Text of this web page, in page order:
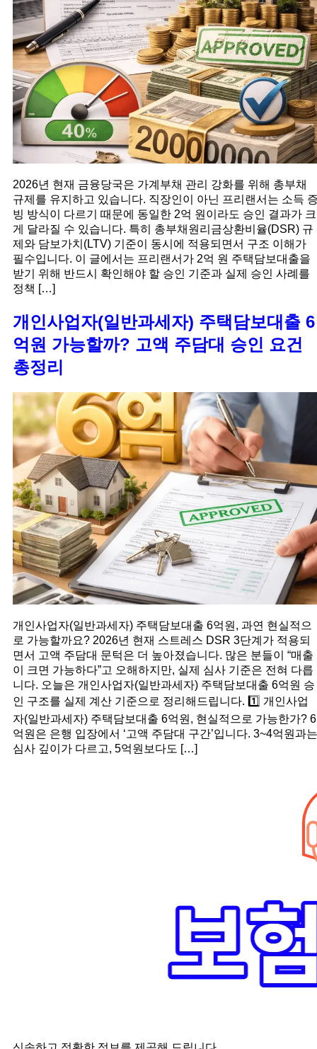
2026년 현재 금융당국은 가계부채 관리 강화를 위해 총부채
규제를 유지하고 있습니다. 직장인이 아닌 프리랜서는 소득
빙 방식이 다르기 때문에 동일한 2억 원이라도 승인 결과가 크
게 달라질 수 있습니다. 특히 총부채원리금상환비율(DSR) 규
제와 담보가치(LTV) 기준이 동시에 적용되면서 구조 이해가
필수입니다. 이 글에서는 프리랜서가 2억 원 주택담보대출을
받기 위해 반드시 확인해야 할 승인 기준과 실제 승인 사례를
정책 […]
개인사업자(일반과세자) 주택담보대출 6
억원 가능할까? 고액 주담대 승인 요건
총정리
개인사업자(일반과세자) 주택담보대출 6억원, 과연 현실적으
로 가능할까요? 2026년 현재 스트레스 DSR 3단계가 적용되
면서 고액 주담대 문턱은 더 높아졌습니다. 많은 분들이 “매출
이 크면 가능하다”고 오해하지만, 실제 심사 기준은 전혀 다릅
니다. 오늘은 개인사업자(일반과세자) 주택담보대출 6억원 승
인 구조를 실제 계산 기준으로 정리해드립니다. 1️⃣ 개인사업
자(일반과세자) 주택담보대출 6억원, 현실적으로 가능한가? 6
억원은 은행 입장에서 ‘고액 주담대 구간’입니다. 3~4억원과는
심사 깊이가 다르고, 5억원보다도 […]